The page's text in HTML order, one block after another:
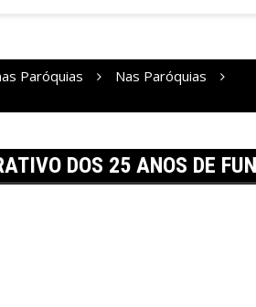
Paróquias
Nas Paróquias
DOS 25 ANOS DE